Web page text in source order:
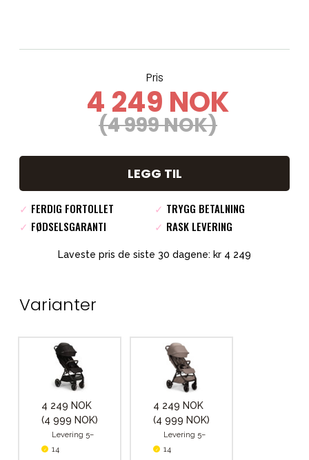
Pris
4 249 NOK
(4 999 NOK)
LEGG TIL
✓ FERDIG FORTOLLET ✓ TRYGG BETALNING
✓ FØDSELSGARANTI ✓ RASK LEVERING
Laveste pris de siste 30 dagene: kr 4 249
Varianter
4 249 NOK
(4 999 NOK)
Levering 5–
14
4 249 NOK
(4 999 NOK)
Levering 5–
14